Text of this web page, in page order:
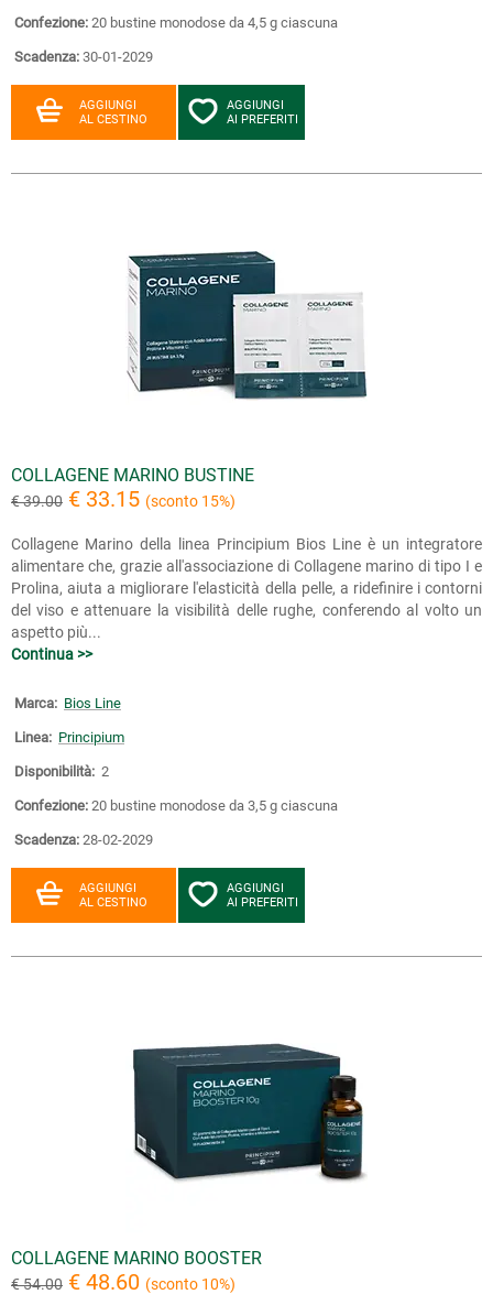
Confezione: 20 bustine monodose da 4,5 g ciascuna
Scadenza: 30-01-2029
AGGIUNGI
AL CESTINO
AGGIUNGI
AI PREFERITI
COLLAGENE MARINO BUSTINE
€ 39.00 € 33.15 (sconto 15%)
Collagene Marino della linea Principium Bios Line è un integratore
alimentare che, grazie all'associazione di Collagene marino di tipo I e
Prolina, aiuta a migliorare l'elasticità della pelle, a ridefinire i contorni
del viso e attenuare la visibilità delle rughe, conferendo al volto un
aspetto più...
Continua >>
Marca: Bios Line
Linea: Principium
Disponibilità: 2
Confezione: 20 bustine monodose da 3,5 g ciascuna
Scadenza: 28-02-2029
AGGIUNGI
AL CESTINO
AGGIUNGI
AI PREFERITI
COLLAGENE MARINO BOOSTER
€ 54.00 € 48.60 (sconto 10%)